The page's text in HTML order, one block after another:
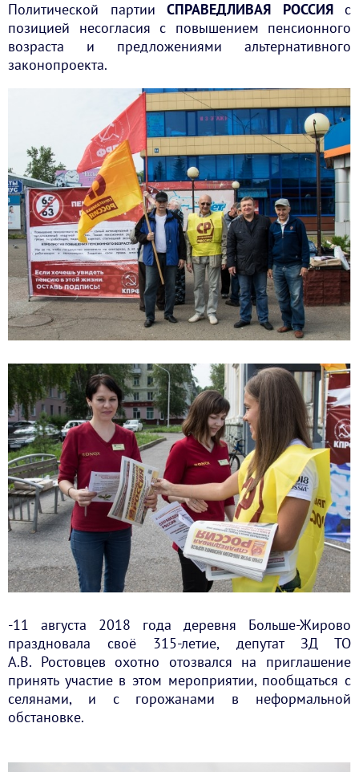
Политической партии СПРАВЕДЛИВАЯ РОССИЯс
позицией несогласия с повышением пенсионного
возраста и предложениями альтернативного
законопроекта.
-11 августа 2018 года деревня Больше-Жирово
праздновала своё 315-летие, депутат ЗД ТО
А.В. Ростовцев охотно отозвался на приглашение
принять участие в этом мероприятии, пообщаться с
селянами, и с горожанами в неформальной
обстановке.